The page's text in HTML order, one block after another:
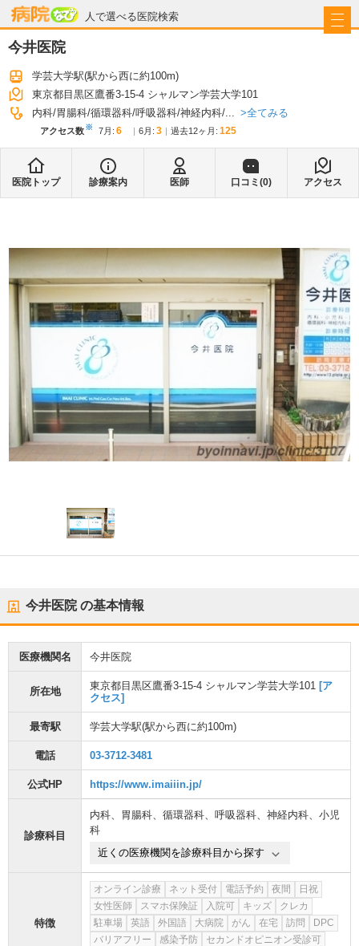
人で選べる医院検索
病院なび
今井医院
学芸大学駅(駅から西に約100m)
東京都目黒区鷹番3-15-4 シャルマン学芸大学101
内科 胃腸科 循環器科 呼吸器科 神経内科 ... 全てみる
アクセス数※ 7月 : 6 6月 : 3 過去12ヶ月: 125
医院トップ 診療案内 医師 口コミ(0) アクセス
今井医院の基本情報
医療機関名 今井医院
所在地 東京都目黒区鷹番3-15-4 シャルマン学芸大学101 [ア
クセス]
最寄駅 学芸大学駅(駅から西に約100m)
電話 03-3712-3481
公式HP https://www.imaiiin.jp/
診療科目
内科、 胃腸科、 循環器科、 呼吸器科、 神経内科、 小児
科
近くの医療機関を診療科目から探す
特徴
オンライン診療 ネット受付 電話予約 夜間
日祝
女性医師
スマホ保険証 入院可 キッズ
クレカ
駐車場
英語 外国語 大病院 がん 在宅 訪問
DPC
バリアフリー
感染予防
セカンドオピニオン受診可